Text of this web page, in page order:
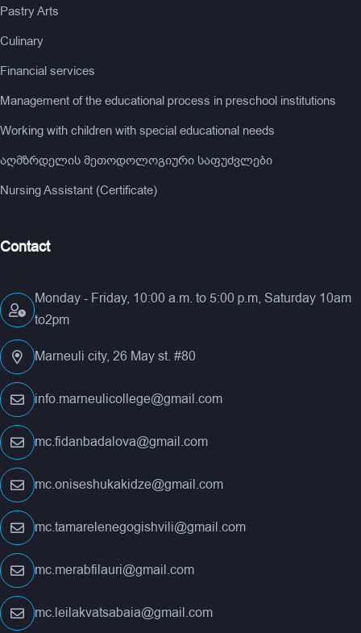
Pastry Arts
Culinary
Financial services
Management of the educational process in preschool institutions
Working with children with special educational needs
აღმზრდელის მეთოდოლოგიური საფუძვლები
Nursing Assistant (Certificate)
Contact
Monday - Friday, 10:00 a.m. to 5:00 p.m, Saturday 10am
to2pm
Marneuli city, 26 May st. #80
info.marneulicollege@gmail.com
mc.fidanbadalova@gmail.com
mc.oniseshukakidze@gmail.com
mc.tamarelenegogishvili@gmail.com
mc.merabfilauri@gmail.com
mc.leilakvatsabaia@gmail.com